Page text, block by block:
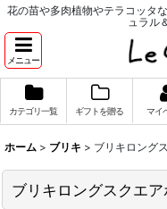
花の苗や多肉植物やテラコッタ
ュラル
メニュー
カテゴリ一覧 ギフトを贈る マイ
ホーム > ブリキ > ブリキロング
ブリキロングスクエ